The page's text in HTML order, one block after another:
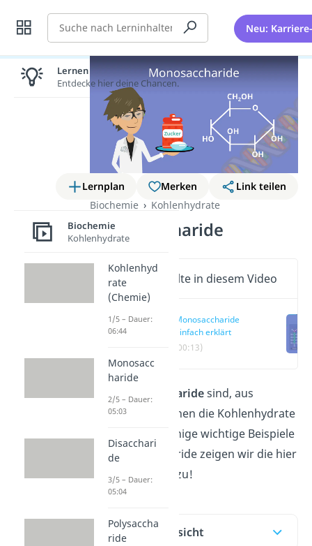
Suche Neu:
Lernplan Merken
Link teilen
Biochemie
Kohlenhydrate
Monosaccharide
Wichtige Inhalte in diesem Video
Monosaccharide
einfach erklärt
(00:13)
WasMonosaccharidesind, aus
welchen Bausteinen die Kohlenhydrate
bestehen und einige wichtige Beispiele
fürMonosaccharide zeigen wir die hier
und imVideo dazu!
Inhaltsübersicht
Lernen lohnt sich!
Entdecke hier deine Chancen.
Biochemie
Kohlenhydrate
Kohlenhyd
rate
(Chemie)
1/5 – Dauer:
06:44
Monosacc
haride
2/5 – Dauer:
05:03
Disacchari
de
3/5 – Dauer:
05:04
Polysaccha
ride